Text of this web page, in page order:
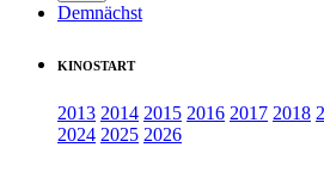
Demnächst
KINOSTART
2013 2014 2015 2016 2017 2018
2024 2025 2026